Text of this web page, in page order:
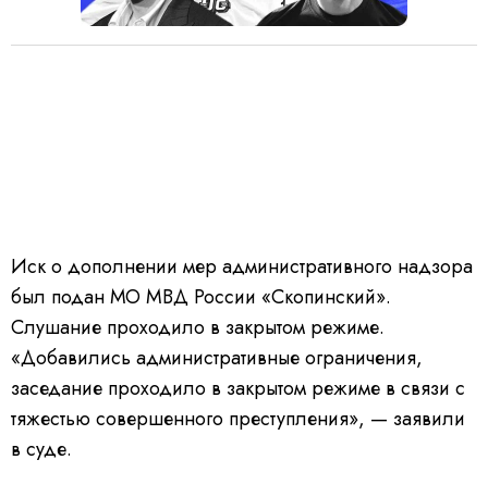
Иск о дополнении мер административного надзора
был подан МО МВД России «Скопинский».
Слушание проходило в закрытом режиме.
«Добавились административные ограничения,
заседание проходило в закрытом режиме в связи с
тяжестью совершенного преступления», — заявили
в суде.